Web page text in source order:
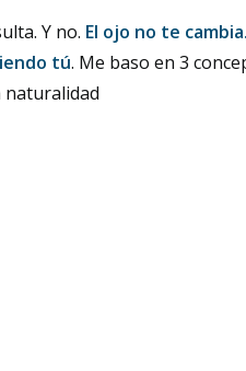
Y no. El ojo no te
tú. Me baso en 3